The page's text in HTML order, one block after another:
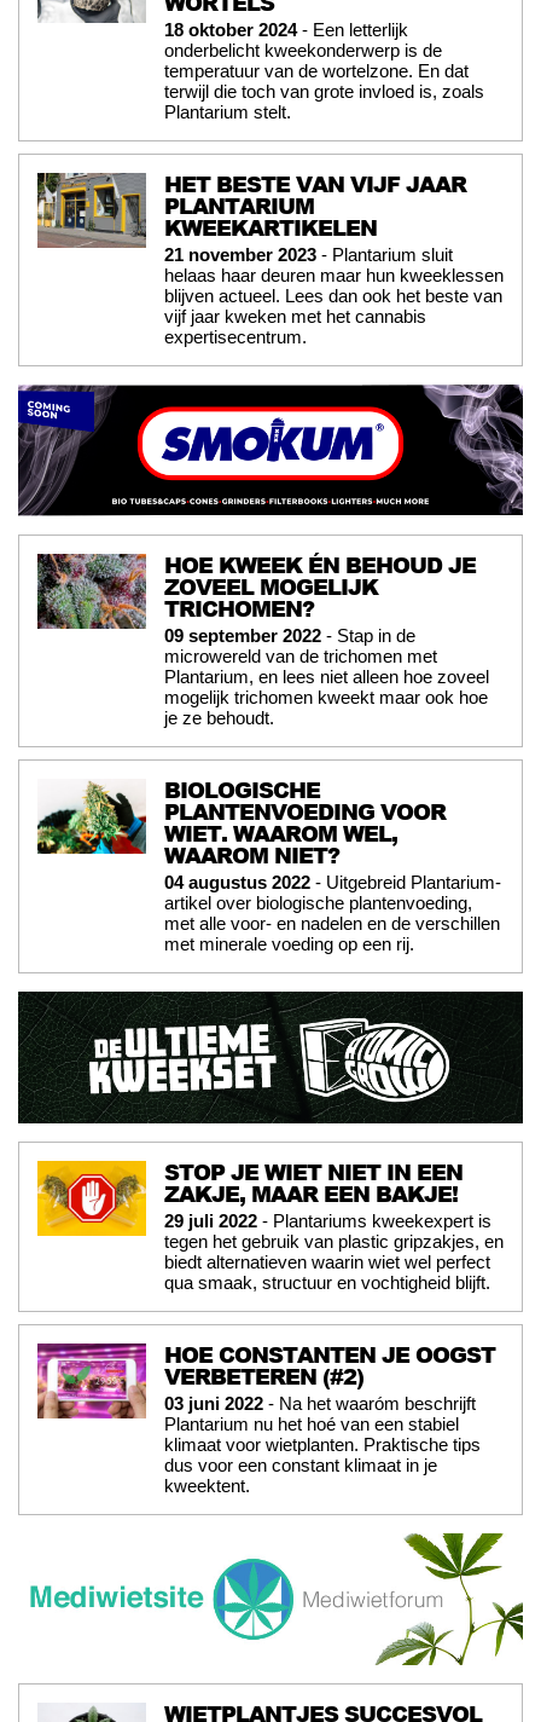
18 oktober 2024- Een letterlijk
onderbelicht kweekonderwerp is de
temperatuur van de wortelzone. En dat
terwijl die toch van grote invloed is, zoals
Plantarium stelt.
HET BESTE VAN VIJF JAAR
PLANTARIUM
KWEEKARTIKELEN
21 november 2023 - Plantarium sluit
helaas haar deuren maar hun kweeklessen
blijven actueel. Lees dan ook het beste van
vijf jaar kweken met het cannabis
expertisecentrum.
HOE KWEEK ÉN BEHOUD JE
ZOVEEL MOGELIJK
TRICHOMEN?
09 september 2022 - Stap in de
microwereld van de trichomen met
Plantarium, en lees niet alleen hoe zoveel
mogelijk trichomen kweekt maar ook hoe
je ze behoudt.
BIOLOGISCHE
PLANTENVOEDING VOOR
WIET. WAAROM WEL,
WAAROM NIET?
04 augustus 2022 - Uitgebreid Plantarium-
artikel over biologische plantenvoeding,
met alle voor- en nadelen en de verschillen
met minerale voeding op een rij.
STOP JE WIET NIET IN EEN
ZAKJE, MAAR EEN BAKJE!
29 juli 2022 - Plantariums kweekexpert is
tegen het gebruik van plastic gripzakjes, en
biedt alternatieven waarin wiet wel perfect
qua smaak, structuur en vochtigheid blijft.
HOE CONSTANTEN JE OOGST
VERBETEREN (#2)
03 juni 2022 - Na het waaróm beschrijft
Plantarium nu het hoé van een stabiel
klimaat voor wietplanten. Praktische tips
dus voor een constant klimaat in je
kweektent.
WIETPLANTJES SUCCESVOL